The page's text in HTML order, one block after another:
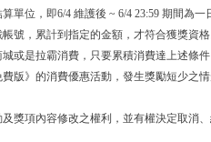
單位，即6/4 維護後 ~ 6/4 23:59 期間為一
號，累計到指定的金額，才符合獲獎資格
或是拉霸消費，只要累積消費達上述條件
版》的消費優惠活動，發生獎勵短少之
獎項內容修改之權利，並有權決定取消